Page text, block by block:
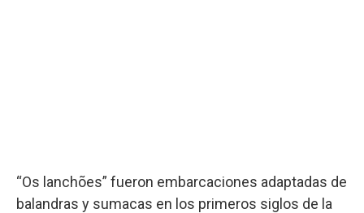
“Os lanchões” fueron embarcaciones adaptadas de
balandras y sumacas en los primeros siglos de la